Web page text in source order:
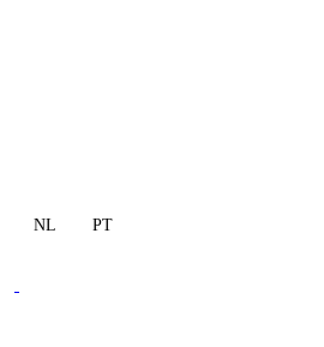
NL PT